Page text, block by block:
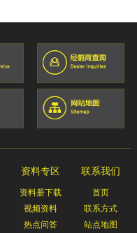
资料专区
资料册下载
视频资料
热点问答
联系我们
首页
联系方式
站点地图